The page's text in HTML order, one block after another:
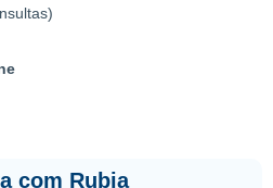
com Rubia